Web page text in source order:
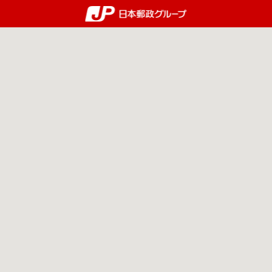
郵便局・日本郵政グループ